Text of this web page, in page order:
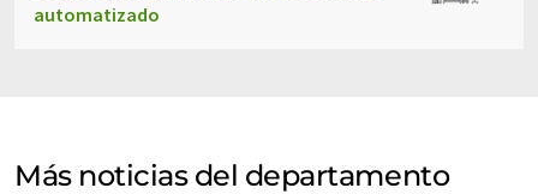
automatizado
Más noticias del departamento